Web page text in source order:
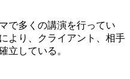
で多くの講演を行ってい
より、クライアント、相手
立している。